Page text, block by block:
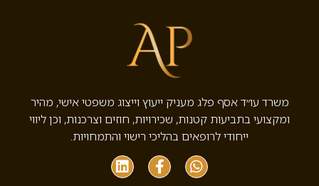
משרד עו״ד אסף פלג מעניק ייעוץ וייצוג משפטי אישי, מהיר
ומקצועי בתביעות קטנות, שכירויות, חוזים וצרכנות, וכן ליווי
ייחודי לרופאים בהליכי רישוי והתמחויות.